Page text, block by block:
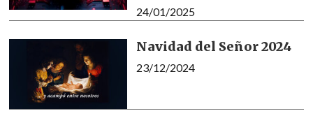
24/01/2025
Navidad del Señor 2024
23/12/2024